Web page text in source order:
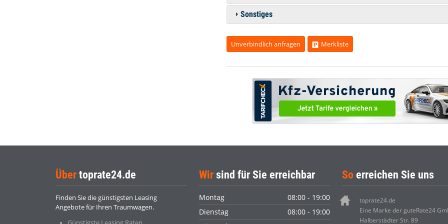
Sonstiges
Unverbindlich anfragen Merkliste
Über toprate24.de
Finden Sie die günstigsten Leasing
Angebote für Ihren Traumwagen.
Wirsind für Sie erreichbar
Montag
08:00 - 19:00
Dienstag
08:00 - 19:00
So erreichen Sie uns
toprate24.de
Eine Marke der guteRate24
Halberstädter Str. 89